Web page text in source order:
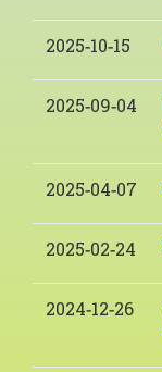
2025-10-15
2025-09-04
2025-04-07
2025-02-24
2024-12-26